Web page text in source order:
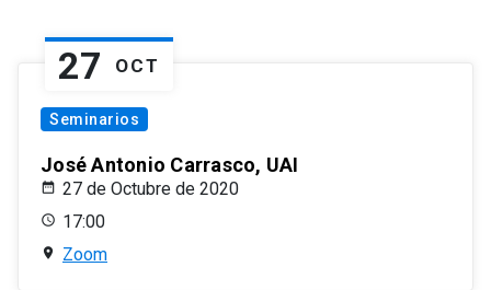
27 OCT
Seminarios
José Antonio Carrasco, UAI
27 de Octubre de 2020
17:00
Zoom